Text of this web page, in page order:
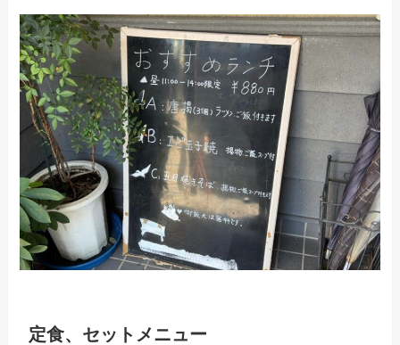
定食、セットメニュー